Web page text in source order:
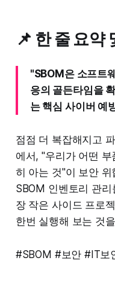
📌 한 줄 요약
"SBOM은 소프트
응의 골든타임을
는 핵심 사이버 예
점점 더 복잡해지고
에서, "우리가 어떤
히 아는 것"이 보안
SBOM 인벤토리 관
장 작은 사이드 프로
한번 실행해 보는 것
#SBOM #보안 #IT보